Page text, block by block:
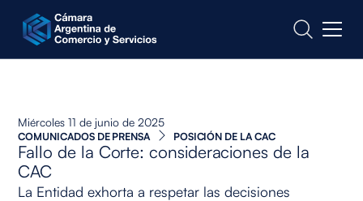
CONTACTO
Miércoles 11 de junio de 2025
COMUNICADOS DE PRENSA POSICIÓN DE LA CAC
Fallo de la Corte: consideraciones de la
CAC
La Entidad exhorta a respetar las decisiones